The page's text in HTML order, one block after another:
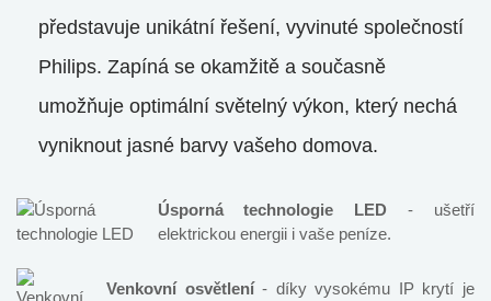
představuje unikátní řešení, vyvinuté společností
Philips. Zapíná se okamžitě a současně
umožňuje optimální světelný výkon, který nechá
vyniknout jasné barvy vašeho domova.
Úsporná technologie LED - ušetří
elektrickou energii i vaše peníze.
Venkovní osvětlení- díky vysokému IP krytí je